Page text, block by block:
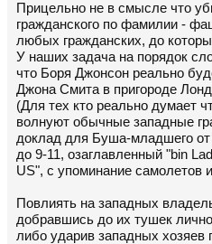
Прицельно не в смысле что
гражданского по фамилии -
любых гражданских, до
У наших задача на порядок
что Боря Джонсон реально
Джона Смита в пригороде
(Для тех кто реально думает
волнуют обычные западные
доклад для Буша-младшего от
до 9-11, озаглавленный "bin
US", с упоминание самолетов
Повлиять на западных
добравшись до их тушек
либо ударив западных хозяев